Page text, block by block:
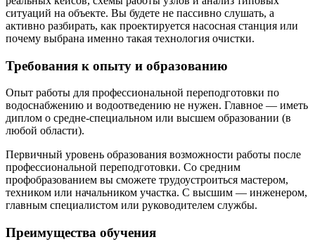
ситуаций на объекте. Вы будете не пассивно слушать, а
активно разбирать, как проектируется насосная станция или
почему выбрана именно такая технология очистки.
Требования к опыту и образованию
Опыт работы для профессиональной переподготовки по
водоснабжению и водоотведению не нужен. Главное — иметь
диплом о средне-специальном или высшем образовании (в
любой области).
Первичный уровень образования возможности работы после
профессиональной переподготовки. Со средним
профобразованием вы сможете трудоустроиться мастером,
техником или начальником участка. С высшим — инженером,
главным специалистом или руководителем службы.
Преимущества обучения